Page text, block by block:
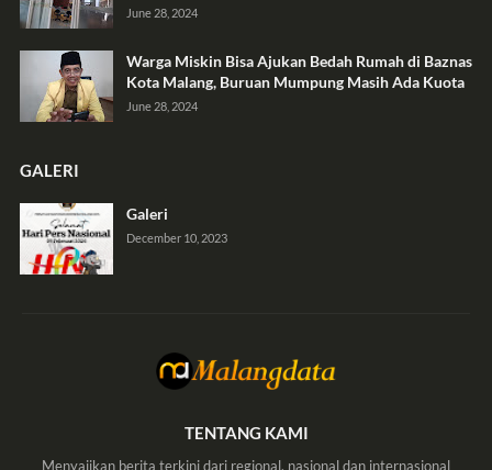
June 28, 2024
Warga Miskin Bisa Ajukan Bedah Rumah di Baznas
Kota Malang, Buruan Mumpung Masih Ada Kuota
June 28, 2024
GALERI
Galeri
December 10, 2023
TENTANG KAMI
Menyajikan berita terkini dari regional, nasional dan internasional